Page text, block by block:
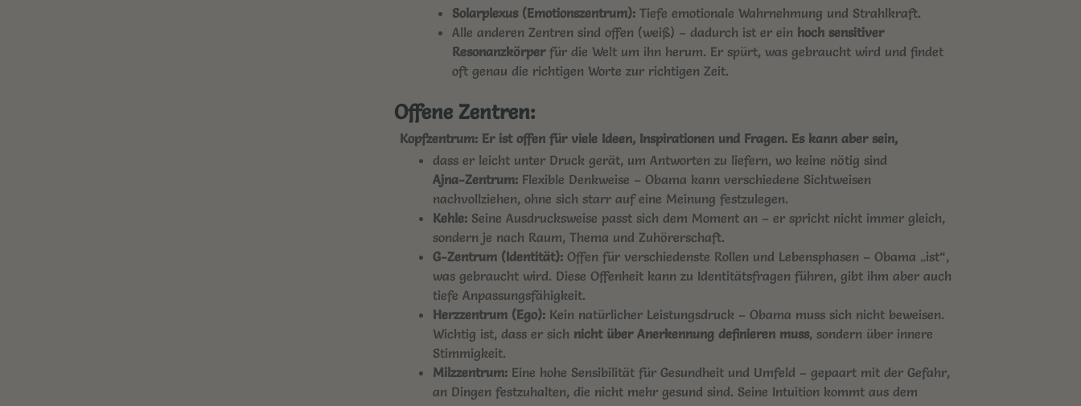
Solarplexus (Emotionszentrum): Tiefe emotionale Wahrnehmung und Strahlkraft.
Alle anderen Zentren sind offen (weiß) – dadurch ist er ein hoch sensitiver
Resonanzkörperfür die Welt um ihn herum. Er spürt, was gebraucht wird und findet
oft genau die richtigen Worte zur richtigen Zeit.
Offene Zentren:
Kopfzentrum: Er ist offen für viele Ideen, Inspirationen und Fragen. Es kann aber sein,
dass er leicht unter Druck gerät, um Antworten zu liefern, wo keine nötig sind
Ajna-Zentrum: Flexible Denkweise – Obama kann verschiedene Sichtweisen
nachvollziehen, ohne sich starr auf eine Meinung festzulegen.
Kehle: Seine Ausdrucksweise passt sich dem Moment an – er spricht nicht immer gleich,
sondern je nach Raum, Thema und Zuhörerschaft.
G-Zentrum (Identität): Offen für verschiedenste Rollen und Lebensphasen – Obama „ist“,
was gebraucht wird. Diese Offenheit kann zu Identitätsfragen führen, gibt ihm aber auch
tiefe Anpassungsfähigkeit.
Herzzentrum (Ego): Kein natürlicher Leistungsdruck – Obama muss sich nicht beweisen.
Wichtig ist, dass er sich nicht über Anerkennung definieren muss, sondern über innere
Stimmigkeit.
Milzzentrum: Eine hohe Sensibilität für Gesundheit und Umfeld – gepaart mit der Gefahr,
an Dingen festzuhalten, die nicht mehr gesund sind. Seine Intuition kommt aus dem